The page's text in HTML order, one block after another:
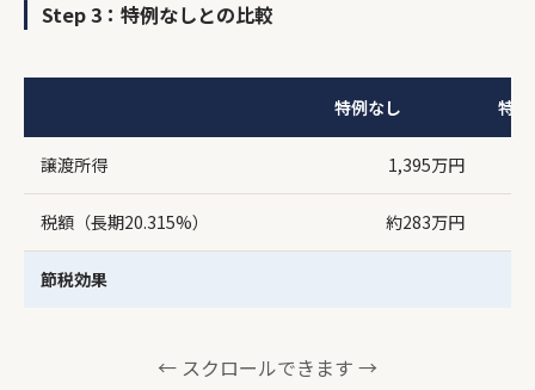
Step 3：特例なしとの比較
特例なし 特
譲渡所得 1,395万円
税額（長期20.315%） 約283万円
節税効果
← スクロールできます →